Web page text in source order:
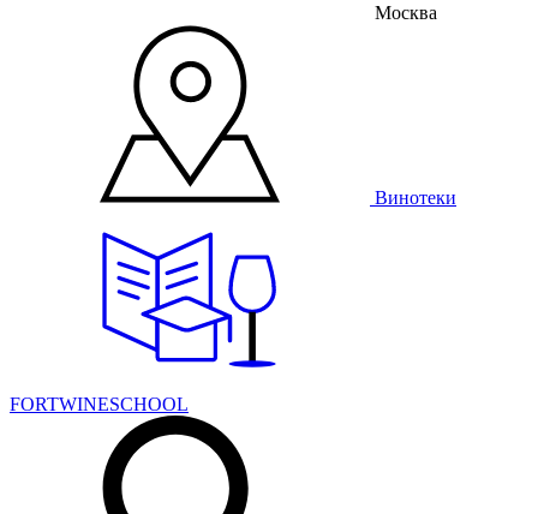
Москва
Винотеки
FORTWINESCHOOL